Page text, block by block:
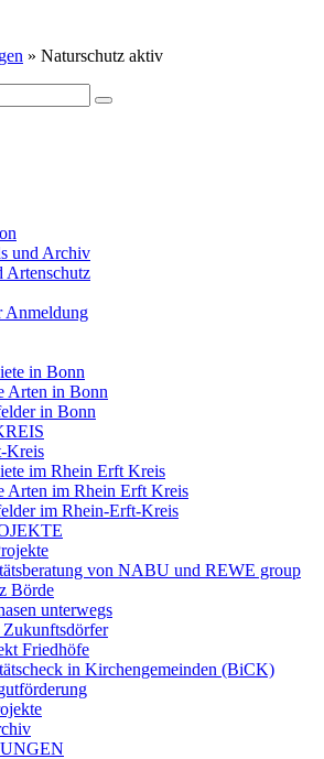
» Naturschutz aktiv
und Archiv
Artenschutz
Anmeldung
in Bonn
Arten in Bonn
in Bonn
Kreis
im Rhein Erft Kreis
Arten im Rhein Erft Kreis
im Rhein-Erft-Kreis
von NABU und REWE group
Börde
unterwegs
Friedhöfe
in Kirchengemeinden (BiCK)